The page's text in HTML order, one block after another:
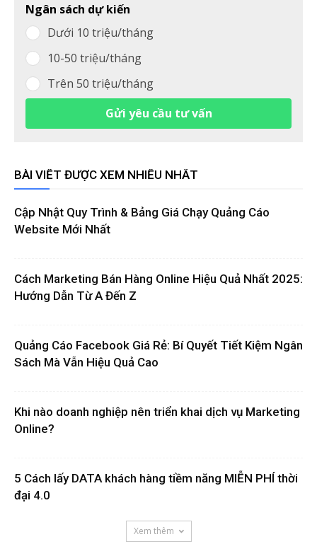
Ngân sách dự kiến
Dưới 10 triệu/tháng
10-50 triệu/tháng
Trên 50 triệu/tháng
Gửi yêu cầu tư vấn
BÀI VIẾT ĐƯỢC XEM NHIỀU NHẤT
Cập Nhật Quy Trình & Bảng Giá Chạy Quảng Cáo
Website Mới Nhất
Cách Marketing Bán Hàng Online Hiệu Quả Nhất 2025:
Hướng Dẫn Từ A Đến Z
Quảng Cáo Facebook Giá Rẻ: Bí Quyết Tiết Kiệm Ngân
Sách Mà Vẫn Hiệu Quả Cao
Khi nào doanh nghiệp nên triển khai dịch vụ Marketing
Online?
5 Cách lấy DATA khách hàng tiềm năng MIỄN PHÍ thời
đại 4.0
Xem thêm